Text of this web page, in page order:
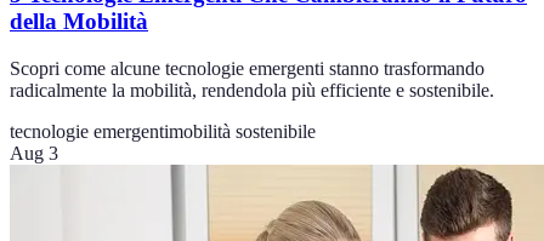
della Mobilità
Scopri come alcune tecnologie emergenti stanno trasformando
radicalmente la mobilità, rendendola più efficiente e sostenibile.
tecnologie emergentimobilità sostenibile
Aug 3